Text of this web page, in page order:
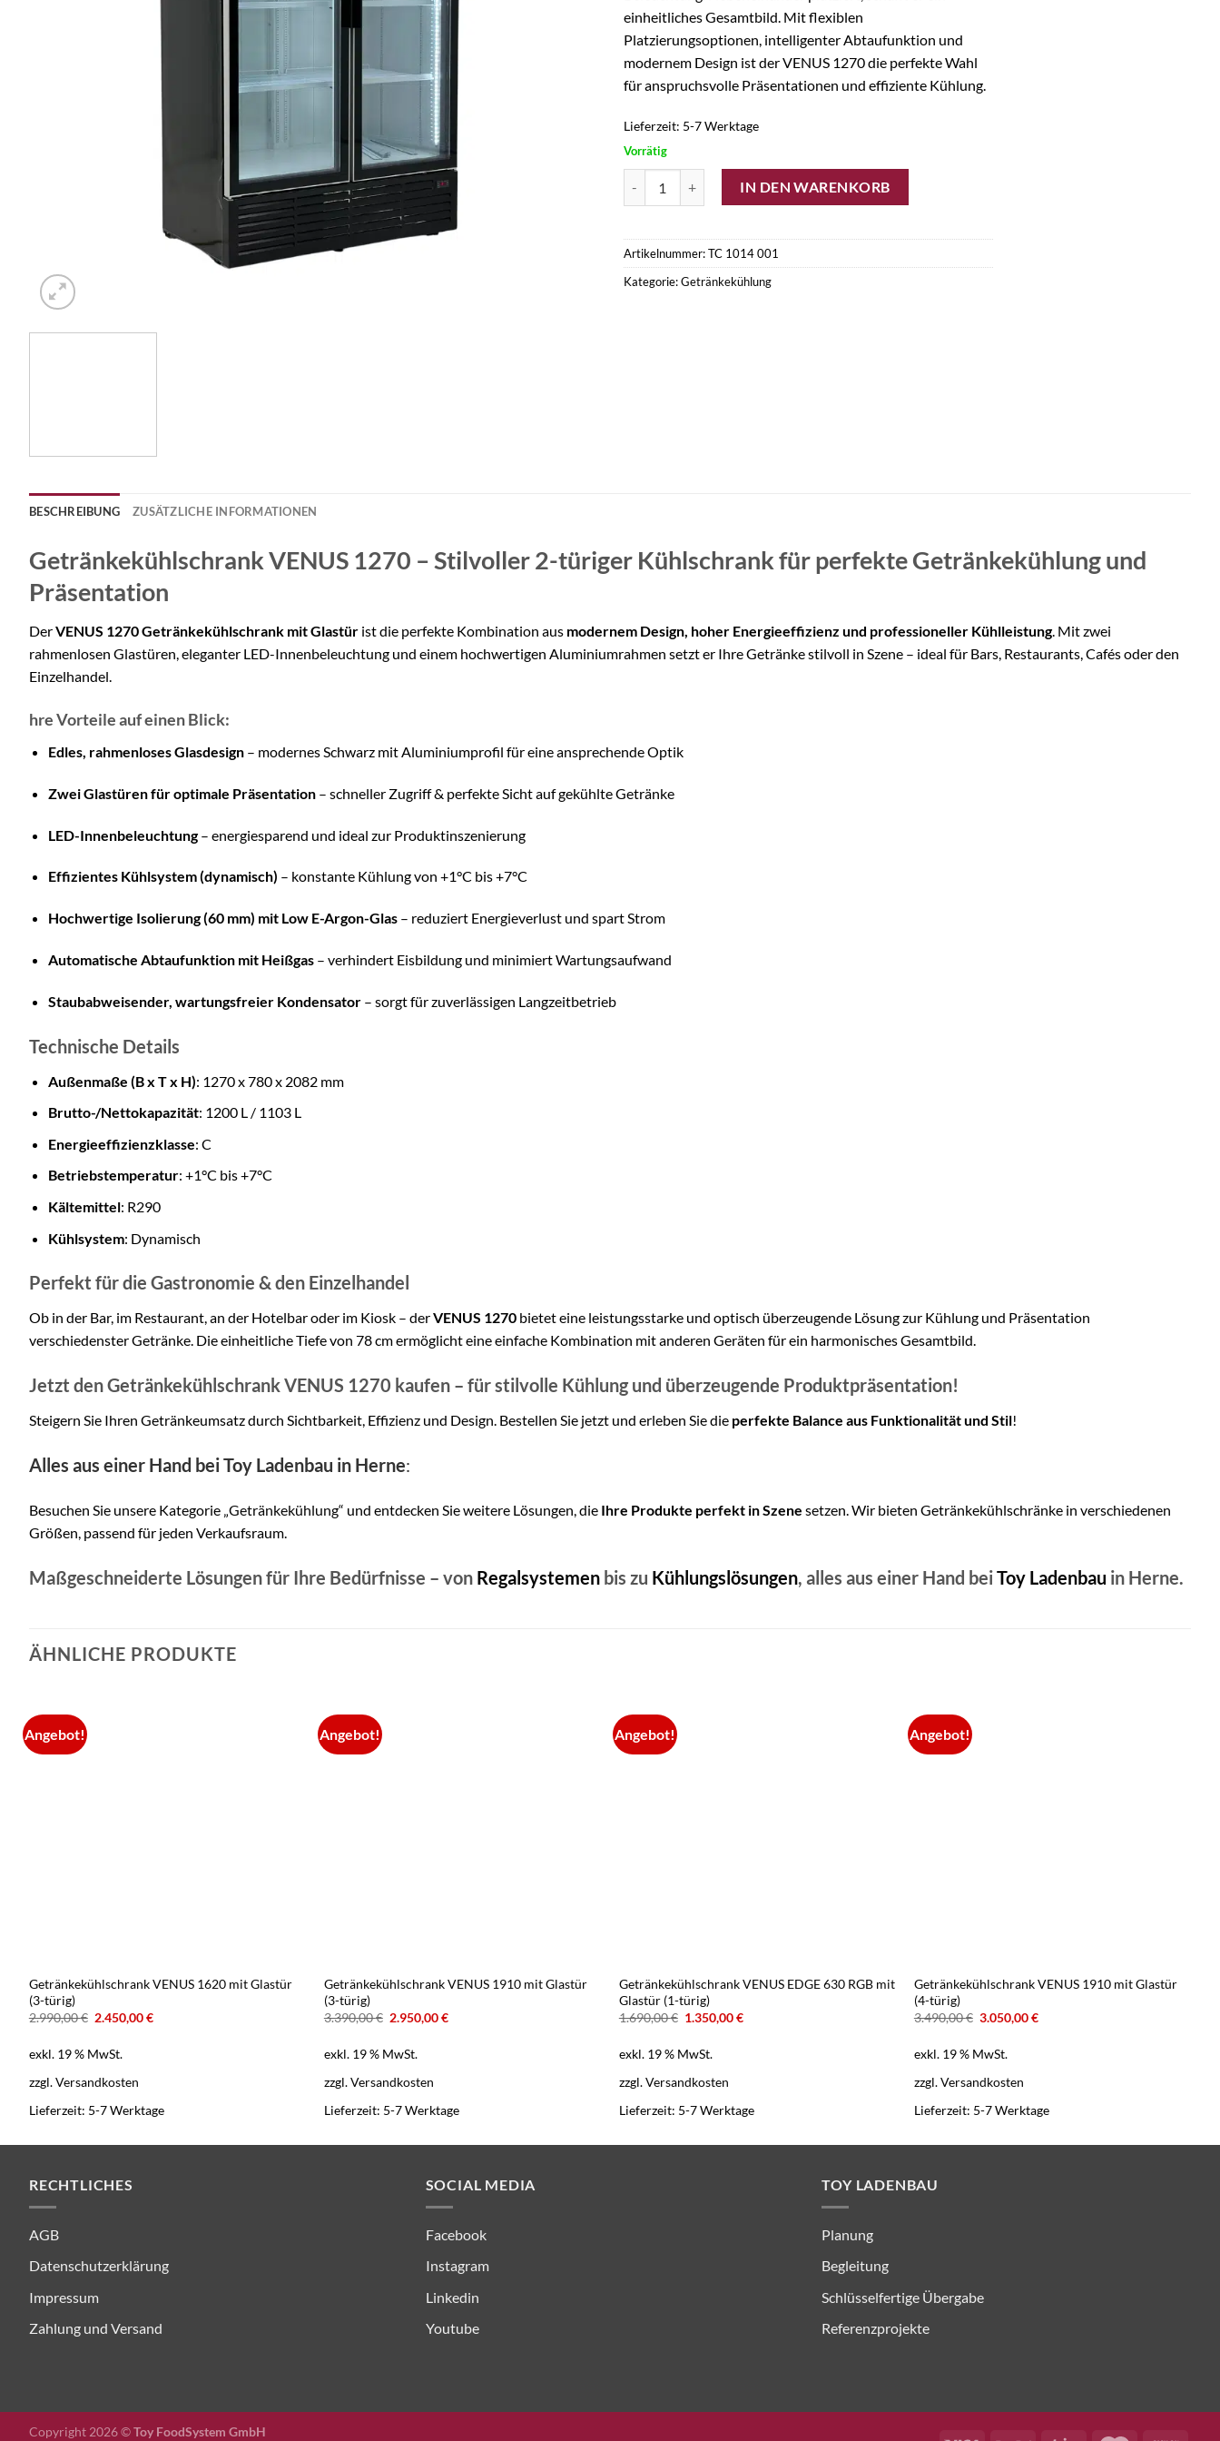
einheitliches Gesamtbild. Mit flexiblen
Platzierungsoptionen, intelligenter Abtaufunktion und
modernem Design ist der VENUS 1270 die perfekte Wahl
für anspruchsvolle Präsentationen und effiziente Kühlung.
Lieferzeit: 5-7 Werktage
Vorrätig
IN DEN WARENKORB
Artikelnummer:TC 1014 001
Kategorie:Getränkekühlung
BESCHREIBUNG ZUSÄTZLICHE INFORMATIONEN
Getränkekühlschrank VENUS 1270 – Stilvoller 2-türiger Kühlschrank für perfekte Getränkekühlung und
Präsentation
DerVENUS 1270 Getränkekühlschrank mit Glastür ist die perfekte Kombination aus modernem Design, hoher Energieeffizienz und professioneller Kühlleistung. Mit zwei
rahmenlosen Glastüren, eleganter LED-Innenbeleuchtung und einem hochwertigen Aluminiumrahmen setzt er Ihre Getränke stilvoll in Szene – ideal für Bars, Restaurants, Cafés oder den
Einzelhandel.
hre Vorteile auf einen Blick:
Edles, rahmenloses Glasdesign– modernes Schwarz mit Aluminiumprofil für eine ansprechende Optik
Zwei Glastüren für optimale Präsentation– schneller Zugriff & perfekte Sicht auf gekühlte Getränke
LED-Innenbeleuchtung– energiesparend und ideal zur Produktinszenierung
Effizientes Kühlsystem (dynamisch) – konstante Kühlung von +1°C bis +7°C
Hochwertige Isolierung (60 mm) mit Low E-Argon-Glas– reduziert Energieverlust und spart Strom
Automatische Abtaufunktion mit Heißgas– verhindert Eisbildung und minimiert Wartungsaufwand
Staubabweisender, wartungsfreier Kondensator– sorgt für zuverlässigen Langzeitbetrieb
Technische Details
Außenmaße (B x T x H): 1270 x 780 x 2082 mm
Brutto-/Nettokapazität: 1200 L / 1103 L
Energieeffizienzklasse: C
Betriebstemperatur: +1°C bis +7°C
Kältemittel: R290
Kühlsystem: Dynamisch
Perfekt für die Gastronomie & den Einzelhandel
Ob in der Bar, im Restaurant, an der Hotelbar oder im Kiosk – derVENUS 1270 bietet eine leistungsstarke und optisch überzeugende Lösung zur Kühlung und Präsentation
verschiedenster Getränke. Die einheitliche Tiefe von 78 cm ermöglicht eine einfache Kombination mit anderen Geräten für ein harmonisches Gesamtbild.
Jetzt den Getränkekühlschrank VENUS 1270 kaufen – für stilvolle Kühlung und überzeugende Produktpräsentation!
Steigern Sie Ihren Getränkeumsatz durch Sichtbarkeit, Effizienz und Design. Bestellen Sie jetzt und erleben Sie die perfekte Balance aus Funktionalität und Stil!
Alles aus einer Hand bei Toy Ladenbau in Herne:
Besuchen Sie unsere Kategorie „Getränkekühlung“ und entdecken Sie weitere Lösungen, die Ihre Produkte perfekt in Szene setzen. Wir bieten Getränkekühlschränke in verschiedenen
Größen, passend für jeden Verkaufsraum.
Maßgeschneiderte Lösungen für Ihre Bedürfnisse – von Regalsystemen bis zu Kühlungslösungen, alles aus einer Hand beiToy Ladenbau in Herne.
ÄHNLICHE PRODUKTE
Angebot!
Getränkekühlschrank VENUS 1620 mit Glastür
(3-türig)
2.990,00€ Ursprünglicher
2.990,00 €
2.450,00€Aktueller
exkl. 19 % MwSt.
zzgl.Versandkosten
Lieferzeit: 5-7 Werktage
Angebot!
Getränkekühlschrank VENUS 1910 mit Glastür
(3-türig)
3.390,00€ Ursprünglicher
3.390,00 €
2.950,00€Aktueller
exkl. 19 % MwSt.
zzgl.Versandkosten
Lieferzeit: 5-7 Werktage
Angebot!
Getränkekühlschrank VENUS EDGE 630 RGB mit
Glastür (1-türig)
1.690,00€ Ursprünglicher
1.690,00 €
1.350,00€Aktueller
exkl. 19 % MwSt.
zzgl.Versandkosten
Lieferzeit: 5-7 Werktage
Angebot!
Getränkekühlschrank VENUS 1910 mit Glastür
(4-türig)
3.490,00€ Ursprünglicher
3.490,00 €
3.050,00€Aktueller
exkl. 19 % MwSt.
zzgl.Versandkosten
Lieferzeit: 5-7 Werktage
RECHTLICHES
AGB
Datenschutzerklärung
Impressum
Zahlung und Versand
SOCIAL MEDIA
Facebook
Instagram
Linkedin
Youtube
TOY LADENBAU
Planung
Begleitung
Schlüsselfertige Übergabe
Referenzprojekte
Copyright 2026 ©Toy FoodSystem GmbH